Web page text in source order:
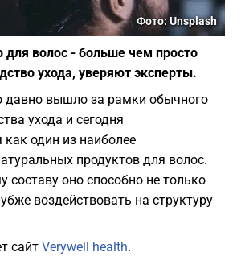
Фото: Unsplash
для волос - больше чем просто
ухода, уверяют эксперты.
давно вышло за рамки обычного
ухода и сегодня
как один из наиболее
продуктов для волос.
составу оно способно не только
воздействовать на структуру
сайт Verywell health.